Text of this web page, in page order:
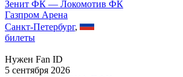
Зенит ФК — Локомотив ФК
Газпром Арена
Санкт-Петербург,
билеты
Нужен Fan ID
5 сентября 2026